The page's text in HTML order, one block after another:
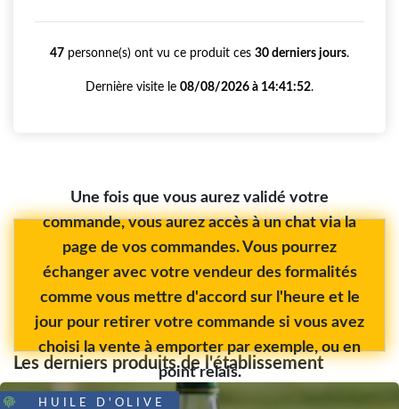
47 personne(s) ont vu ce produit ces 30 derniers jours.
Dernière visite le 08/08/2026 à 14:41:52.
Une fois que vous aurez validé votre
commande, vous aurez accès à un chat via la
page de vos commandes. Vous pourrez
échanger avec votre vendeur des formalités
comme vous mettre d'accord sur l'heure et le
jour pour retirer votre commande si vous avez
choisi la vente à emporter par exemple, ou en
point relais.
Les derniers produits de l'établissement
HUILE D'OLIVE